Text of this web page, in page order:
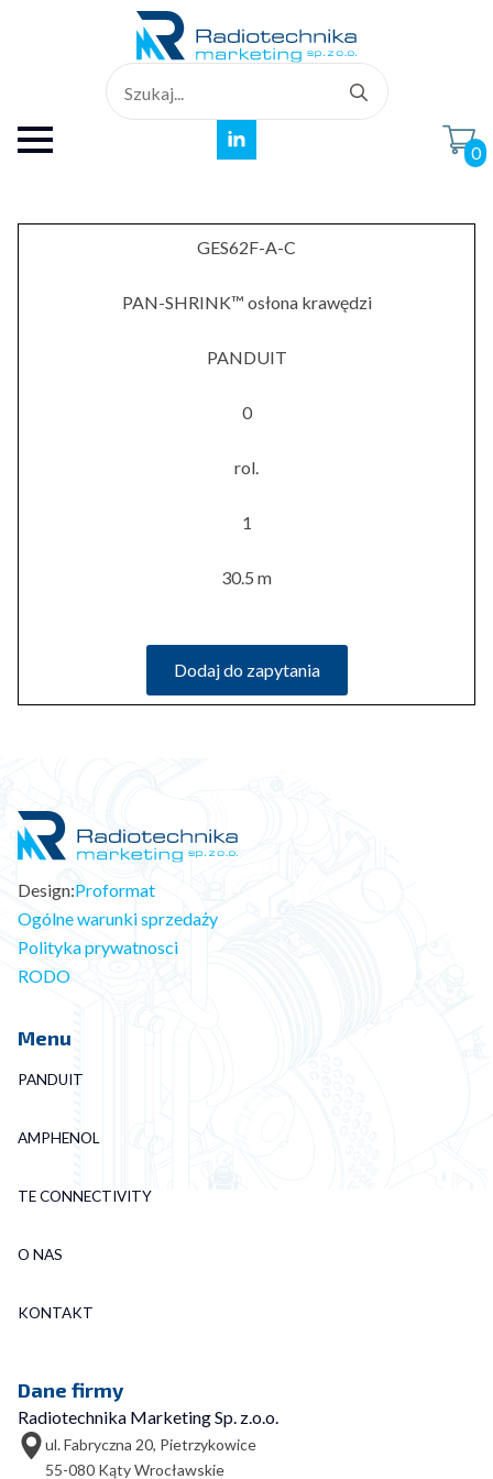
for:
0
GES62F-A-C
PAN-SHRINK™ osłona krawędzi
PANDUIT
0
rol.
1
30.5 m
Dodaj do zapytania
Design:Proformat
Ogólne warunki sprzedaży
Polityka prywatnosci
RODO
Menu
PANDUIT
AMPHENOL
TE CONNECTIVITY
O NAS
KONTAKT
Dane firmy
Radiotechnika Marketing Sp. z.o.o.
ul. Fabryczna 20, Pietrzykowice
55-080 Kąty Wrocławskie